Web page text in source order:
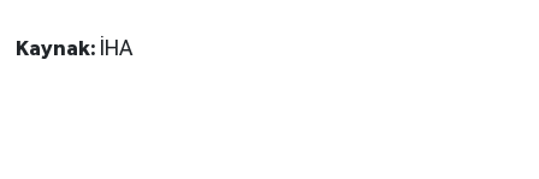
Kaynak: İHA